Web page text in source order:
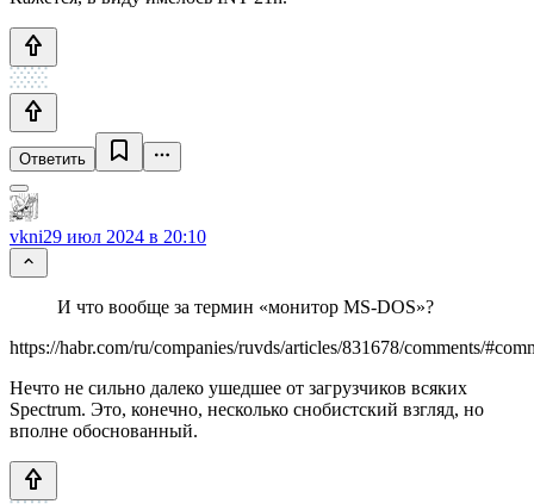
Ответить
vkni29 июл 2024 в 20:10
И что вообще за термин «монитор MS-DOS»?
https://habr.com/ru/companies/ruvds/articles/831678/comments/
Нечто не сильно далеко ушедшее от загрузчиков всяких
Spectrum. Это, конечно, несколько снобистский взгляд, но
вполне обоснованный.